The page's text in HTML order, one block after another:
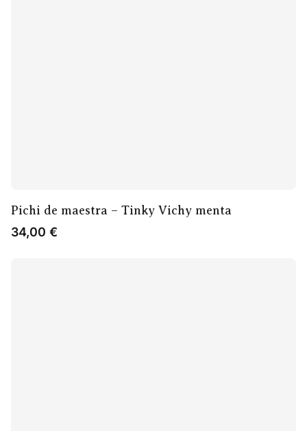
Pichi de maestra – Tinky Vichy menta
34,00 €